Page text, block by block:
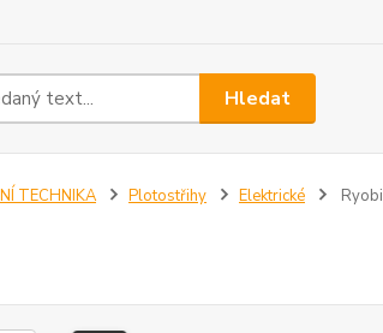
Hledat
TECHNIKA Plotostřihy Elektrické Ryobi